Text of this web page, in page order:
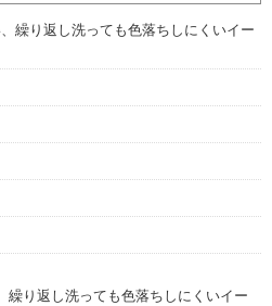
繰り返し洗っても色落ちしにくいイー
繰り返し洗っても色落ちしにくいイー